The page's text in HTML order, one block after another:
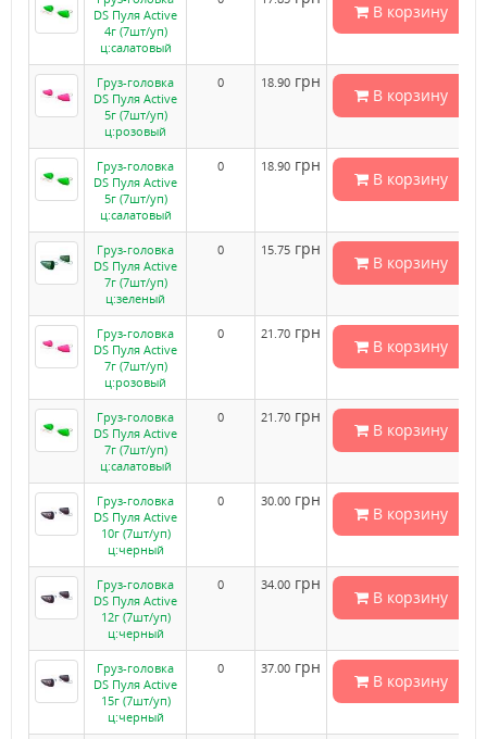
DS Пуля Active
4г (7шт/уп)
ц:салатовый
В корзину
Груз-головка
DS Пуля Active
5г (7шт/уп)
ц:розовый
0 18.90 грн
В корзину
Груз-головка
DS Пуля Active
5г (7шт/уп)
ц:салатовый
0 18.90 грн
В корзину
Груз-головка
DS Пуля Active
7г (7шт/уп)
ц:зеленый
0 15.75 грн
В корзину
Груз-головка
DS Пуля Active
7г (7шт/уп)
ц:розовый
0 21.70 грн
В корзину
Груз-головка
DS Пуля Active
7г (7шт/уп)
ц:салатовый
0 21.70 грн
В корзину
Груз-головка
DS Пуля Active
10г (7шт/уп)
ц:черный
0 30.00 грн
В корзину
Груз-головка
DS Пуля Active
12г (7шт/уп)
ц:черный
0 34.00 грн
В корзину
Груз-головка
DS Пуля Active
15г (7шт/уп)
ц:черный
0 37.00 грн
В корзину